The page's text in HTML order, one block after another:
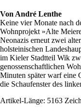
Von André Lenthe
Keine vier Monate nach
Wohnprojekt »Alte
Neonazis erneut zwei
holsteinischen
im Kieler Stadtteil Wik
genossenschaftlichen
Minuten später warf eine
die Schaufenster des
Artikel-Länge: 5163